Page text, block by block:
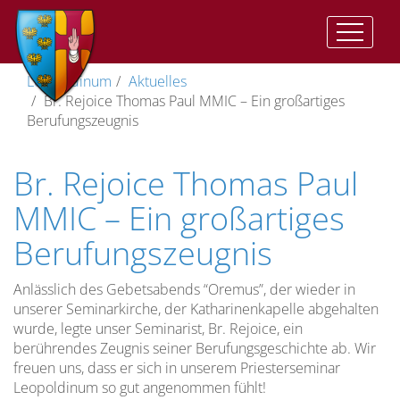
Auftrag
und
Ziel
Der
Auftrag
Priesterausbildung
Die
Dimension
der
Priesterausbildung
Menschliche
Reifung
und
Studienordnung
Vorwort
Gemeinsame
Pflege
des
geistlichen
Lebens
Studium
Die
Prüfungszeit
Lehramtliche
Dokumente
II.
Vat:
Presbyterorum
ordinis
II.
Vat:
Optatam
Totius
Pastores
Dabo
vobis
Rahmenordnung
für
Spiritualität
Geistliche
Ausbildung
Geistliches
Im
Herzen
Katharinenkapelle
Anbetungskapelle
Stiftskirche
Kreuzkirche
Kreuzweg
Leopoldinum
Leitung
Träger
Direktor
Spiritual
Vize-
Spiritual
Unsere
Gemeinschaft…
Anreise
Leopoldinum
Aktuelles
Br. Rejoice Thomas Paul MMIC – Ein großartiges
Berufungszeugnis
Br. Rejoice Thomas Paul
MMIC – Ein großartiges
Berufungszeugnis
Anlässlich des Gebetsabends “Oremus”, der wieder in
unserer Seminarkirche, der Katharinenkapelle abgehalten
wurde, legte unser Seminarist, Br. Rejoice, ein
berührendes Zeugnis seiner Berufungsgeschichte ab. Wir
freuen uns, dass er sich in unserem Priesterseminar
Leopoldinum so gut angenommen fühlt!